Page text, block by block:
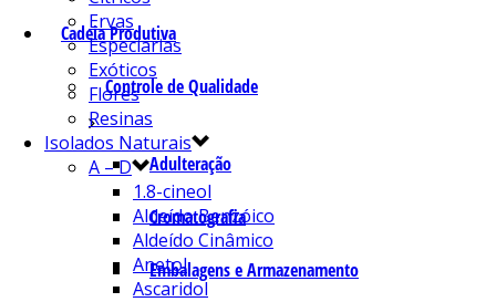
Cadeia Produtiva
Controle de Qualidade
Adulteração
Cromatografia
Embalagens e Armazenamento
Ervas
Especiarias
Exóticos
Flores
Resinas
Isolados Naturais
A – D
1.8-cineol
Aldeído Benzóico
Aldeído Cinâmico
Anetol
Ascaridol